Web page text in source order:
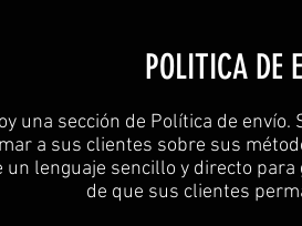
POLITICA DE
una sección de Política de
a sus clientes sobre sus
un lenguaje sencillo y directo
de que sus clientes